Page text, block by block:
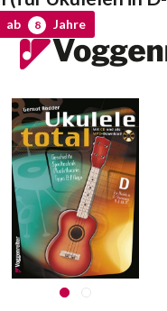
ab 8 Jahre